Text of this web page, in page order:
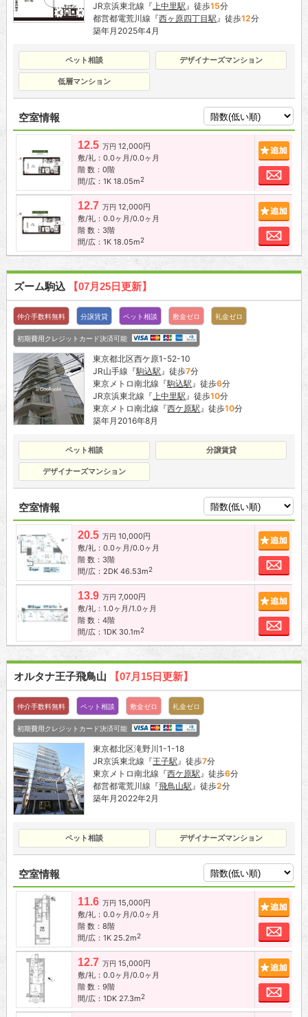
JR京浜東北線『上中里駅』徒歩15分
都営都電荒川線『西ヶ原四丁目駅』徒歩12分
築年月2025年4月
ペット相談 デザイナーズマンション
低層マンション
空室情報
12.5 万円 12,000円
敷/礼：0.0ヶ月/0.0ヶ月
階 数：0階
間/広：1K 18.05m2
お
12.7 万円 12,000円
敷/礼：0.0ヶ月/0.0ヶ月
階 数：3階
間/広：1K 18.05m2
お
ズーム駒込 【07月25日更新】
仲介手数料無料 分譲賃貸 ペット相談 敷金ゼロ 礼金ゼロ
初期費用クレジットカード決済可能
東京都北区西ケ原1-52-10
JR山手線『駒込駅』徒歩7分
東京メトロ南北線『駒込駅』徒歩6分
JR京浜東北線『上中里駅』徒歩10分
東京メトロ南北線『西ケ原駅』徒歩10分
築年月2016年8月
ペット相談 分譲賃貸
デザイナーズマンション
空室情報
20.5 万円 10,000円
敷/礼：0.0ヶ月/0.0ヶ月
階 数：3階
間/広：2DK 46.53m2
お
13.9 万円 7,000円
敷/礼：1.0ヶ月/1.0ヶ月
階 数：4階
間/広：1DK 30.1m2
お
オルタナ王子飛鳥山 【07月15日更新】
仲介手数料無料 ペット相談 敷金ゼロ 礼金ゼロ
初期費用クレジットカード決済可能
東京都北区滝野川1-1-18
JR京浜東北線『王子駅』徒歩7分
東京メトロ南北線『西ケ原駅』徒歩6分
都営都電荒川線『飛鳥山駅』徒歩2分
築年月2022年2月
ペット相談 デザイナーズマンション
空室情報
11.6 万円 15,000円
敷/礼：0.0ヶ月/0.0ヶ月
階 数：8階
間/広：1K 25.2m2
お
12.7 万円 15,000円
敷/礼：0.0ヶ月/0.0ヶ月
階 数：9階
間/広：1DK 27.3m2
お